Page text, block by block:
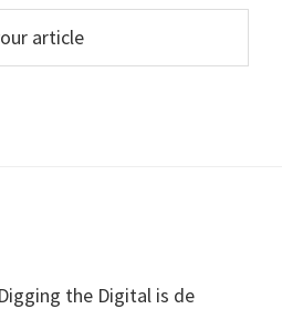
Digging the Digital is de